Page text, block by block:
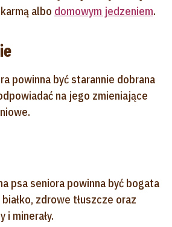
albo domowym jedzeniem.
powinna być starannie dobrana
na jego zmieniające
psa seniora powinna być bogata
zdrowe tłuszcze oraz
i minerały.